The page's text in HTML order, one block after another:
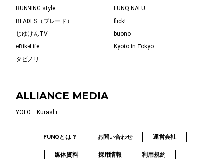
RUNNING style
FUNQ NALU
BLADES（ブレード）
flick!
じゆけんTV
buono
eBikeLife
Kyoto in Tokyo
タビノリ
ALLIANCE MEDIA
YOLO Kurashi
FUNQとは？ お問い合わせ 運営会社
媒体資料 採用情報 利用規約